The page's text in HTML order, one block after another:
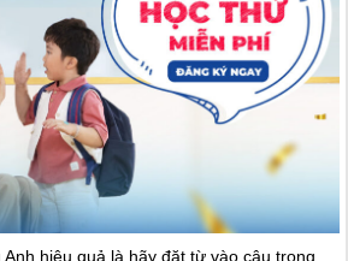
hiệu quả là hãy đặt từ vào câu trong